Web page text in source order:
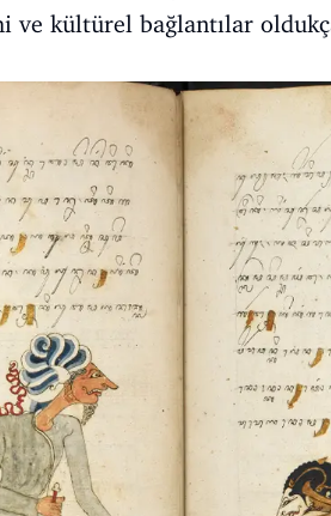
ve kültürel bağlantılar